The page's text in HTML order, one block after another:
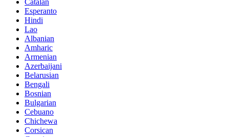
Catalan
Esperanto
Hindi
Lao
Albanian
Amharic
Armenian
Azerbaijani
Belarusian
Bengali
Bosnian
Bulgarian
Cebuano
Chichewa
Corsican